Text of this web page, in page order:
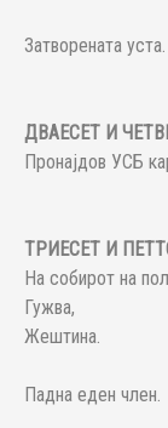
Затворената уста.
ДВАЕСЕТ И
Пронајдов УСБ
ТРИЕСЕТ И
На собирот на
Гужва,
Жештина.
Падна еден член.